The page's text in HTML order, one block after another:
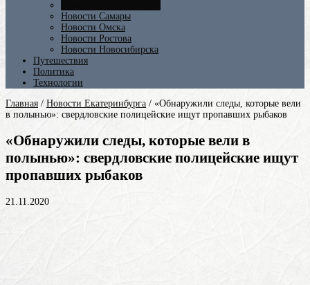
Новости Самары
Новости Омска
Новости Ростова
Новости Новосибирска
Путешествия
Политика
Технологии
Главная / Новости Екатеринбурга / «Обнаружили следы, которые вели
в полынью»: свердловские полицейские ищут пропавших рыбаков
«Обнаружили следы, которые вели в
полынью»: свердловские полицейские ищут
пропавших рыбаков
21.11.2020